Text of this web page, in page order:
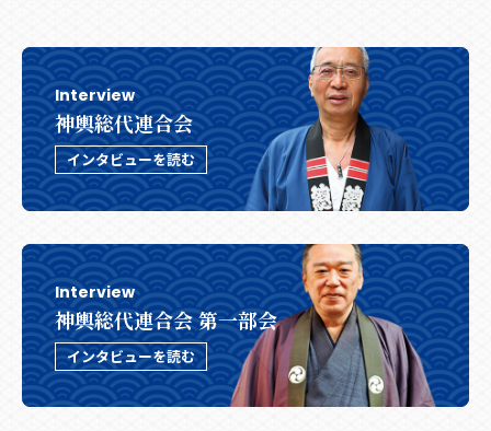
Interview
神輿総代連合会
インタビューを読む
Interview
神輿総代連合会 第一部会
インタビューを読む